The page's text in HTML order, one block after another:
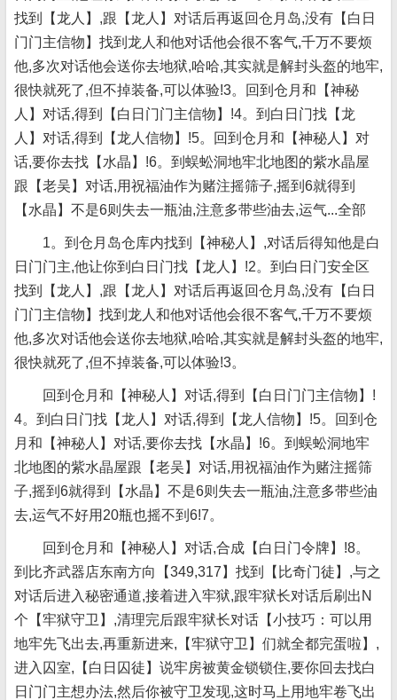
找到【龙人】,跟【龙人】对话后再返回仓月岛,没有【白日
门门主信物】找到龙人和他对话他会很不客气,千万不要烦
他,多次对话他会送你去地狱,哈哈,其实就是解封头盔的地牢,
很快就死了,但不掉装备,可以体验!3。回到仓月和【神秘
人】对话,得到【白日门门主信物】!4。到白日门找【龙
人】对话,得到【龙人信物】!5。回到仓月和【神秘人】对
话,要你去找【水晶】!6。到蜈蚣洞地牢北地图的紫水晶屋
跟【老吴】对话,用祝福油作为赌注摇筛子,摇到6就得到
【水晶】不是6则失去一瓶油,注意多带些油去,运气...全部
1。到仓月岛仓库内找到【神秘人】,对话后得知他是白
日门门主,他让你到白日门找【龙人】!2。到白日门安全区
找到【龙人】,跟【龙人】对话后再返回仓月岛,没有【白日
门门主信物】找到龙人和他对话他会很不客气,千万不要烦
他,多次对话他会送你去地狱,哈哈,其实就是解封头盔的地牢,
很快就死了,但不掉装备,可以体验!3。
回到仓月和【神秘人】对话,得到【白日门门主信物】!
4。到白日门找【龙人】对话,得到【龙人信物】!5。回到仓
月和【神秘人】对话,要你去找【水晶】!6。到蜈蚣洞地牢
北地图的紫水晶屋跟【老吴】对话,用祝福油作为赌注摇筛
子,摇到6就得到【水晶】不是6则失去一瓶油,注意多带些油
去,运气不好用20瓶也摇不到6!7。
回到仓月和【神秘人】对话,合成【白日门令牌】!8。
到比齐武器店东南方向【349,317】找到【比奇门徒】,与之
对话后进入秘密通道,接着进入牢狱,跟牢狱长对话后刷出N
个【牢狱守卫】,清理完后跟牢狱长对话【小技巧：可以用
地牢先飞出去,再重新进来,【牢狱守卫】们就全都完蛋啦】,
进入囚室,【白日囚徒】说牢房被黄金锁锁住,要你回去找白
日门门主想办法,然后你被守卫发现,这时马上用地牢卷飞出